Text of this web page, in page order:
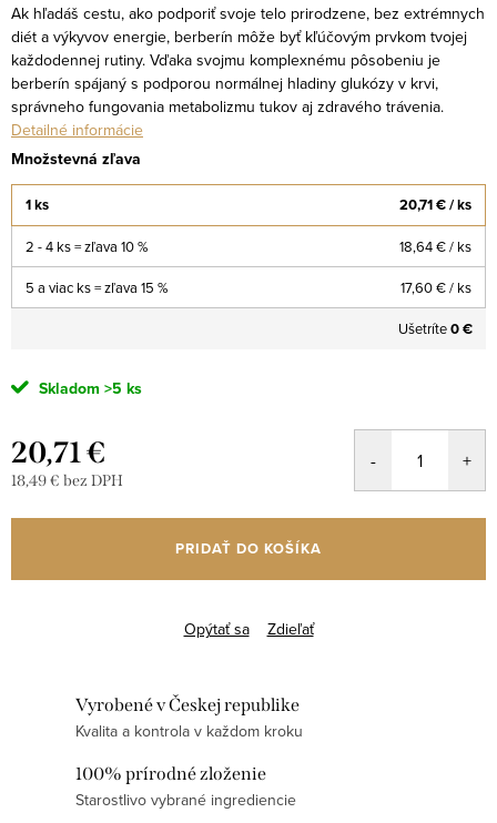
Ak hľadáš cestu, ako podporiť svoje telo prirodzene, bez extrémnych
diét a výkyvov energie, berberín môže byť kľúčovým prvkom tvojej
každodennej rutiny. Vďaka svojmu komplexnému pôsobeniu je
berberín spájaný s podporou normálnej hladiny glukózy v krvi,
správneho fungovania metabolizmu tukov aj zdravého trávenia.
Detailné informácie
Množstevná zľava
1 ks 20,71 €/ ks
2 - 4 ks = zľava 10 % 18,64 €/ ks
5 a viac ks = zľava 15 % 17,60 €/ ks
Ušetríte0 €
Skladom >5 ks
20,71 €
18,49 € bez DPH
cena:
PRIDAŤ DO KOŠÍKA
Opýtať sa Zdieľať
Vyrobené v Českej republike
Kvalita a kontrola v každom kroku
100% prírodné zloženie
Starostlivo vybrané ingrediencie